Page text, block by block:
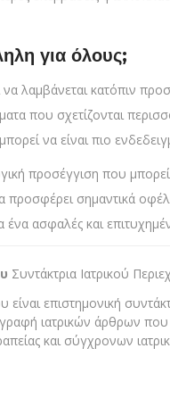
για όλους;
λαμβάνεται κατόπιν
που σχετίζονται
να είναι πιο
προσέγγιση που
σημαντικά
ένα ασφαλές και
Συντάκτρια Ιατρικού
επιστημονική
ιατρικών άρθρων
και σύγχρονων